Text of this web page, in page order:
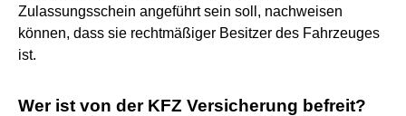
Zulassungsschein angeführt sein soll, nachweisen
können, dass sie rechtmäßiger Besitzer des Fahrzeuges
ist.
Wer ist von der KFZ Versicherung befreit?